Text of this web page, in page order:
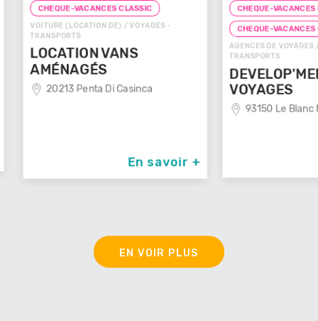
-
CHEQUE-VACANCES CLASSIC
CHEQUE-VACANCES CONNECT
AGENCES DE VOYAGES / VOYAGES -
TRANSPORTS
DEVELOP'MENT'
VOYAGES
EN VOIR PLUS